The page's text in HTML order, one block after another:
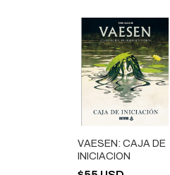
VAESEN: CAJA DE
INICIACION